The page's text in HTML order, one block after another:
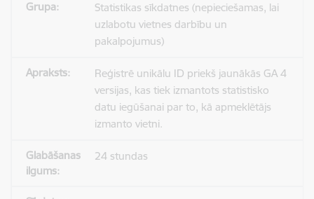
Statistikas sīkdatnes (nepieciešamas, lai
uzlabotu vietnes darbību un
pakalpojumus)
Reģistrē unikālu ID priekš jaunākās GA 4
versijas, kas tiek izmantots statistisko
datu iegūšanai par to, kā apmeklētājs
izmanto vietni.
24 stundas